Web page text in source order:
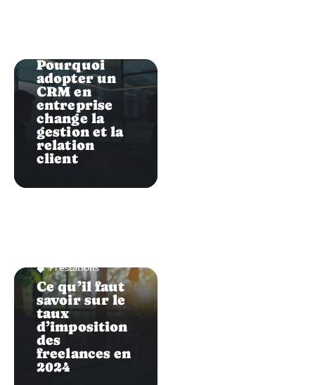
Pourquoi
adopter un
CRM en
entreprise
change la
gestion et la
relation
client
Prestations
Ce qu’il faut
savoir sur le
taux
d’imposition
des
freelances en
2024